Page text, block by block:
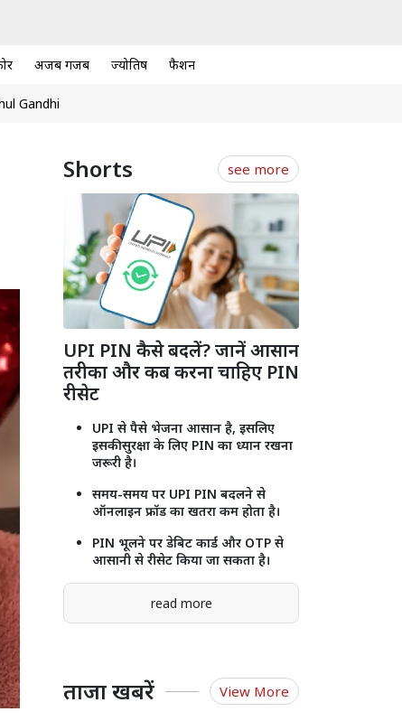
अजब गजब ज्योतिष फैशन
Gandhi
Shorts see more
UPI PIN कैसे बदलें? जानें आसान
तरीका और कब करना चाहिए PIN
रीसेट
UPI से पैसे भेजना आसान है, इसलिए
इसकी सुरक्षा के लिए PIN का ध्यान रखना
जरूरी है।
समय-समय पर UPI PIN बदलने से
ऑनलाइन फ्रॉड का खतरा कम होता है।
PIN भूलने पर डेबिट कार्ड और OTP से
आसानी से रीसेट किया जा सकता है।
read more
ताजा खबरें View More